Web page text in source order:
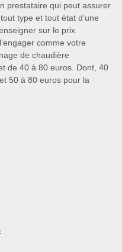
prestataire qui peut assurer
type et tout état d’une
sur le prix
comme votre
de chaudière
de 40 à 80 euros. Dont, 40
50 à 80 euros pour la